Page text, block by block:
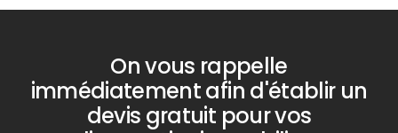
On vous rappelle
immédiatement afin d'établir un
devis gratuit pour vos